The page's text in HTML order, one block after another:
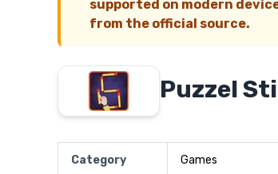
supported on modern
from the official source.
Puzzel
Category Games